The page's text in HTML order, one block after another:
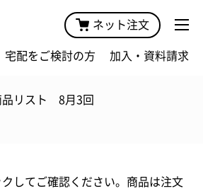
ネット注文
宅配をご検討の方 加入・資料請求
品リスト 8月3回
してご確認ください。商品は注文